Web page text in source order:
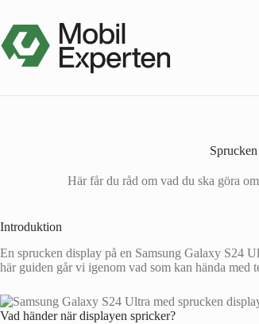
innehåll
Här får du råd om vad du ska göra
Introduktion
En sprucken display på en Samsung Galaxy S24
här guiden går vi igenom vad som kan hända
Vad händer när displayen spricker?